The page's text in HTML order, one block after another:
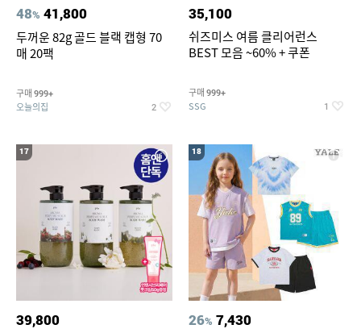
48% 41,800
두꺼운 82g 골드 블랙 캡형 70
매 20팩
구매 999+
오늘의집 2
35,100
쉬즈미스 여름 클리어런스
BEST 모음 ~60% + 쿠폰
구매 999+
SSG 1
17
39,800
18
26% 7,430